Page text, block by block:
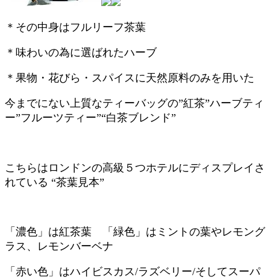
＊その中身はフルリーフ茶葉
＊味わいの為に選ばれたハーブ
＊果物・花びら・スパイスに天然原料のみを用いた
今までにない上質なティーバッグの”紅茶”ハーブティ
ー”フルーツティー”“白茶ブレンド”
こちらはロンドンの高級５つホテルにディスプレイさ
れている “茶葉見本”
「濃色」は紅茶葉 「緑色」はミントの葉やレモング
ラス、レモンバーベナ
「赤い色」はハイビスカス/ラズベリー/そしてスーパ